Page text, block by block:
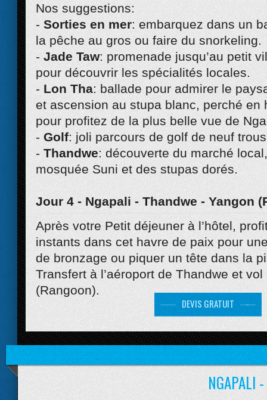
Nos suggestions:
- Sorties en mer: embarquez dans un
la pêche au gros ou faire du snorkeling.
- Jade Taw: promenade jusqu’au petit
pour découvrir les spécialités locales.
- Lon Tha: ballade pour admirer le
et ascension au stupa blanc, perché en
pour profitez de la plus belle vue de
- Golf: joli parcours de golf de neuf
- Thandwe: découverte du marché
mosquée Suni et des stupas dorés.
Jour 4 - Ngapali - Thandwe - Yangon
Après votre Petit déjeuner à l’hôtel,
instants dans cet havre de paix pour
de bronzage ou piquer un tête dans la
Transfert à l’aéroport de Thandwe et
(Rangoon).
DEVIS GRATUIT
NGAPALI